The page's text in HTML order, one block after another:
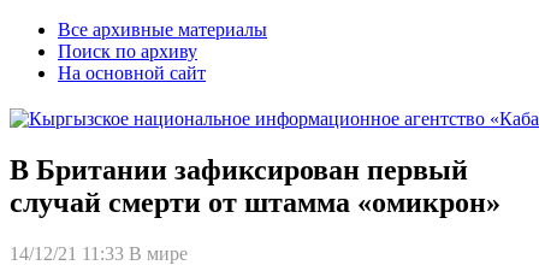
Все архивные материалы
Поиск по архиву
На основной сайт
В Британии зафиксирован первый
случай смерти от штамма «омикрон»
14/12/21 11:33 В мире